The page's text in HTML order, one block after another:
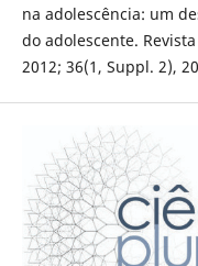
na adolescência: um
do adolescente.
2012; 36(1, Suppl. 2),